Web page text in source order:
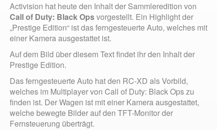
Activision hat heute den Inhalt der Sammleredition von
Call of Duty: Black Opsvorgestellt. Ein Highlight der
„Prestige Edition“ ist das ferngesteuerte Auto, welches mit
einer Kamera ausgestattet ist.
Auf dem Bild über diesem Text findet ihr den Inhalt der
Prestige Edition.
Das ferngesteuerte Auto hat den RC-XD als Vorbild,
welches im Multiplayer von Call of Duty: Black Ops zu
finden ist. Der Wagen ist mit einer Kamera ausgestattet,
welche bewegte Bilder auf den TFT-Monitor der
Fernsteuerung überträgt.